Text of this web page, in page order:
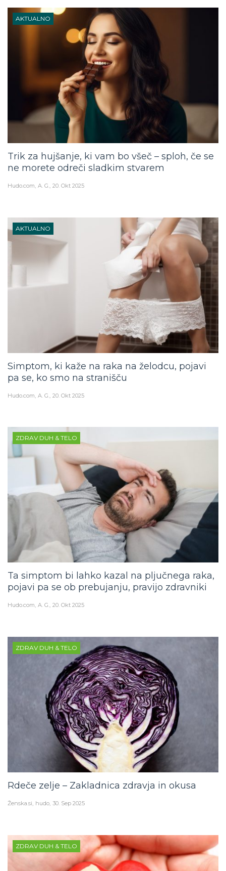
AKTUALNO
Trik za hujšanje, ki vam bo všeč – sploh, če se
ne morete odreči sladkim stvarem
Hudo.com A. G. 20. Okt 2025
AKTUALNO
Simptom, ki kaže na raka na želodcu, pojavi
pa se, ko smo na stranišču
Hudo.com A. G. 20. Okt 2025
ZDRAV DUH & TELO
Ta simptom bi lahko kazal na pljučnega raka,
pojavi pa se ob prebujanju, pravijo zdravniki
Hudo.com A. G. 20. Okt 2025
ZDRAV DUH & TELO
Rdeče zelje – Zakladnica zdravja in okusa
Ženska.si hudo 30. Sep 2025
ZDRAV DUH & TELO